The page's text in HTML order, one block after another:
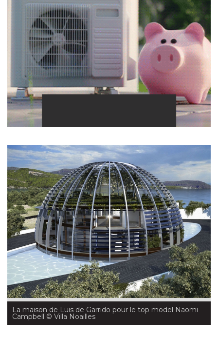
La maison de Luis de Garrido pour le top model Naomi
Campbell © Villa Noailles